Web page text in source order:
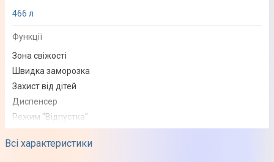
Всі характеристики
466 л
Функції
Зона свіжості
Швидка заморозка
Захист від дітей
Диспенсер
Режим "Відпустка"
Спосіб установки